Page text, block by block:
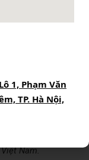
tối đa chi phí
và các ưu đãi kể
mình.
Nam.
1, Phạm Văn
TP. Hà Nội,